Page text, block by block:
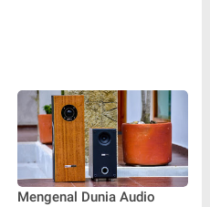
Mengenal Dunia Audio